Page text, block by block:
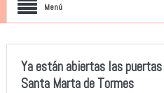
Menú
Ya están abiertas las
Santa Marta de Tormes